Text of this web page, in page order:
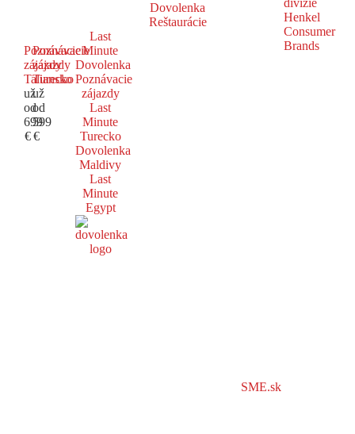
Dovolenka
Reštaurácie
Poznávacie
zájazdy
Taliansko
už
od
699
€
Poznávacie
zájazdy
Turecko
už
od
599
€
Last
Minute
Dovolenka
Poznávacie
zájazdy
Last
Minute
Turecko
Dovolenka
Maldivy
Last
Minute
Egypt
SME.sk